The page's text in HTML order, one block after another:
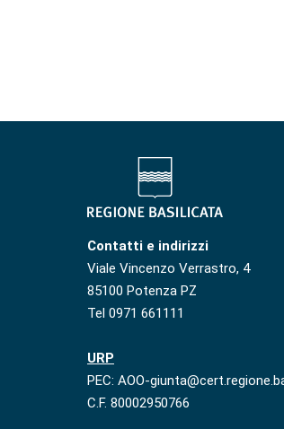
Contatti e indirizzi
Viale Vincenzo Verrastro, 4
85100 Potenza PZ
Tel 0971 661111
URP
PEC: AOO-
C.F. 80002950766